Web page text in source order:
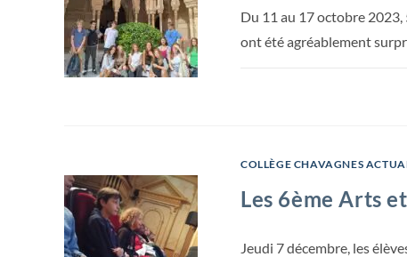
Du 11 au 17 octobre 2023,
ont été agréablement
COLLÈGE CHAVAGNES
Les 6ème Arts
Jeudi 7 décembre, les